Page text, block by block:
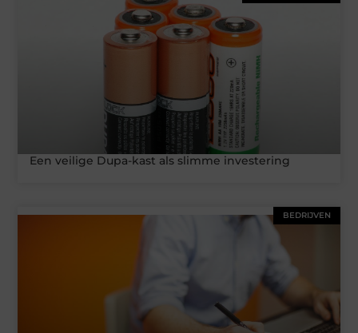
Een veilige Dupa-kast als slimme investering
BEDRIJVEN